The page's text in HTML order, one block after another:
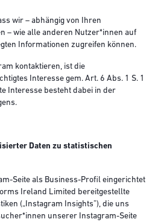
wir – abhängig von Ihren
– wie alle anderen Nutzer*innen auf
Informationen zugreifen können.
kontaktieren, ist die
Interesse gem. Art. 6 Abs. 1 S. 1
Interesse besteht dabei in der
Daten zu statistischen
Seite als Business-Profil eingerichtet
Ireland Limited bereitgestellte
(„Instagram Insights”), die uns
unserer Instagram-Seite